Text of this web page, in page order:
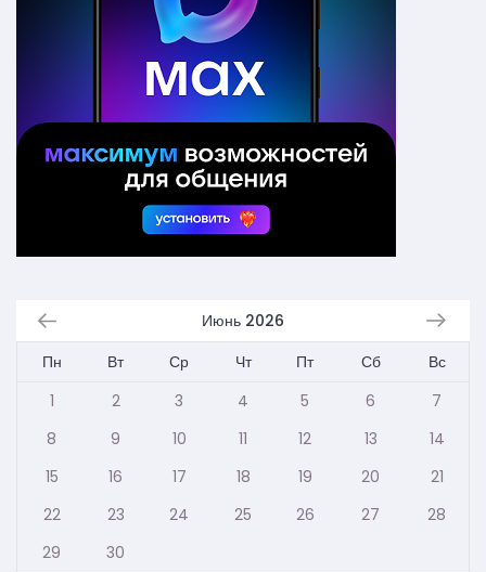
Июнь 2026
Пн
Вт Ср Чт Пт Сб
Вс
1
2 3 4 5 6
7
8
9 10 11 12 13
14
15
16 17 18 19 20
21
22
23 24 25 26 27
28
29
30